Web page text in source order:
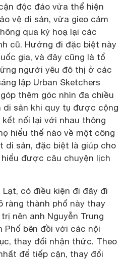
độc đáo vừa thể hiện
vệ di sản, vừa gieo cảm
qua ký hoạ lại các
cũ. Hướng đi đặc biệt này
gia, và đây cũng là tổ
người yêu đô thị ở các
lập Urban Sketchers
thêm góc nhìn đa chiều
di sản khi quy tụ được cộng
nối lại với nhau thông
hiểu thế nào về một công
di sản, đặc biệt là giúp cho
được câu chuyện lịch
có điều kiện đi đây đi
ràng thành phố này thay
nên anh Nguyễn Trung
Phố bên đồi với các nội
thay đổi nhận thức. Theo
để tiếp cận, thay đổi